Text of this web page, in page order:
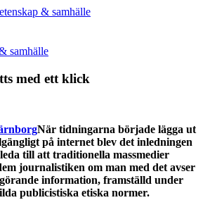
samhälle
med ett klick
När tidningarna började lägga ut
på internet blev det inledningen
till att traditionella massmedier
journalistiken om man med det avser
information, framställd under
publicistiska etiska normer.